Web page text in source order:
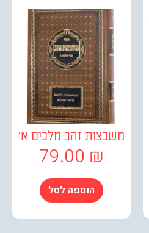
משבצות זהב מלכים א'
79.00
הוספה לסל